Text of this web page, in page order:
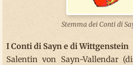
Stemma dei Conti di
I Conti di Sayn e di Wittgenstein
Salentin von Sayn-Vallendar